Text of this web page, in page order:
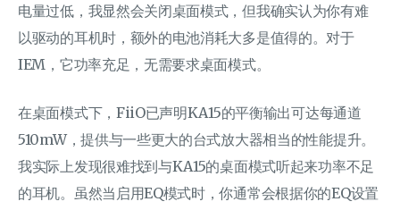
电量过低，我显然会关闭桌面模式，但我确实认为你有难
以驱动的耳机时，额外的电池消耗大多是值得的。对于
IEM，它功率充足，无需要求桌面模式。
在桌面模式下，FiiO已声明KA15的平衡输出可达每通道
510mW，提供与一些更大的台式放大器相当的性能提升。
我实际上发现很难找到与KA15的桌面模式听起来功率不足
的耳机。虽然当启用EQ模式时，你通常会根据你的EQ设置